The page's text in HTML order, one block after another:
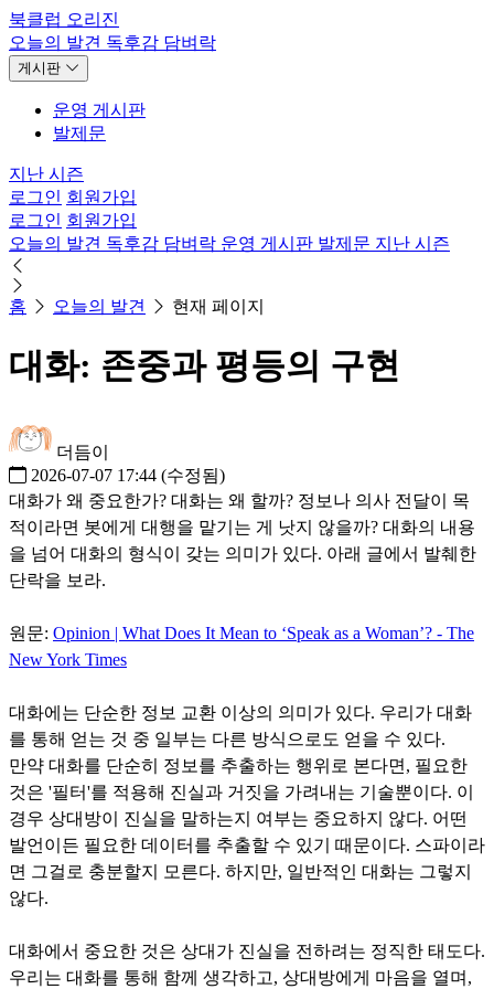
북클럽 오리진
오늘의 발견 독후감 담벼락
게시판
운영 게시판
발제문
지난 시즌
로그인 회원가입
로그인 회원가입
오늘의 발견 독후감 담벼락 운영 게시판 발제문 지난 시즌
홈 오늘의 발견 현재 페이지
대화: 존중과 평등의 구현
더듬이
2026-07-07 17:44 (수정됨)
대화가 왜 중요한가? 대화는 왜 할까? 정보나 의사 전달이 목
적이라면 봇에게 대행을 맡기는 게 낫지 않을까? 대화의 내용
을 넘어 대화의 형식이 갖는 의미가 있다. 아래 글에서 발췌한
단락을 보라.
원문: Opinion | What Does It Mean to ‘Speak as a Woman’? - The
New York Times
대화에는 단순한 정보 교환 이상의 의미가 있다. 우리가 대화
를 통해 얻는 것 중 일부는 다른 방식으로도 얻을 수 있다.
만약 대화를 단순히 정보를 추출하는 행위로 본다면, 필요한
것은 '필터'를 적용해 진실과 거짓을 가려내는 기술뿐이다. 이
경우 상대방이 진실을 말하는지 여부는 중요하지 않다. 어떤
발언이든 필요한 데이터를 추출할 수 있기 때문이다. 스파이라
면 그걸로 충분할지 모른다. 하지만, 일반적인 대화는 그렇지
않다.
대화에서 중요한 것은 상대가 진실을 전하려는 정직한 태도다.
우리는 대화를 통해 함께 생각하고, 상대방에게 마음을 열며,